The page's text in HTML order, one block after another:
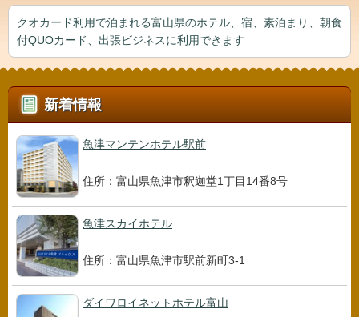
クオカード利用で泊まれる富山県のホテル、宿、素泊まり、朝食
付QUOカード、出張ビジネスに利用できます
新着情報
魚津マンテンホテル駅前
住所：富山県魚津市釈迦堂1丁目14番8号
魚津スカイホテル
住所：富山県魚津市駅前新町3-1
ダイワロイネットホテル富山